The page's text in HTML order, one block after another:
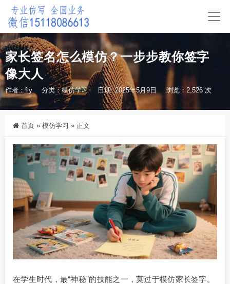
家长签名怎么模仿？一步步教你签字
像大人
作者：fly 分类：模仿学习 日期: 2025年5月9日 浏览：2,526 次
首页 » 模仿学习 » 正文
在学生时代，最“神秘”的技能之一，莫过于模仿家长签字。